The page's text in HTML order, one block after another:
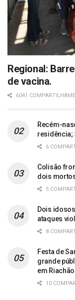
Regional:
de vacina.
6041
Recém-
residência;
6
Colisão
dois
5
Dois
ataques
8
Festa de
grande
em
10